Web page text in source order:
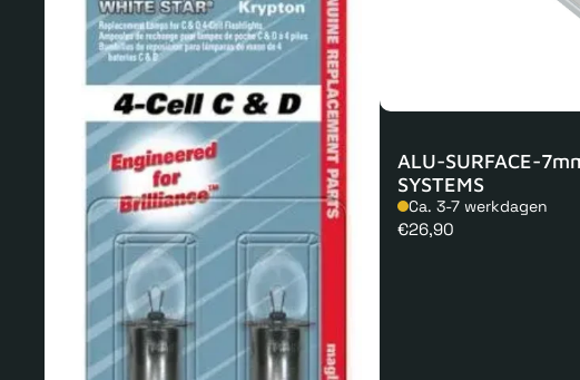
ALU-SURFACE-
SYSTEMS
Ca. 3-7 werkdagen
Normale
€26,90